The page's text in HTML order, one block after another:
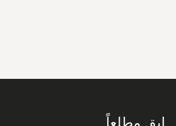
ابق مطلعاً